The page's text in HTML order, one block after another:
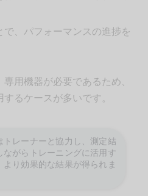
、パフォーマンスの進捗を
用機器が必要であるため、
るケースが多いです。
トレーナーと協力し、測定結
ながらトレーニングに活用す
より効果的な結果が得られま